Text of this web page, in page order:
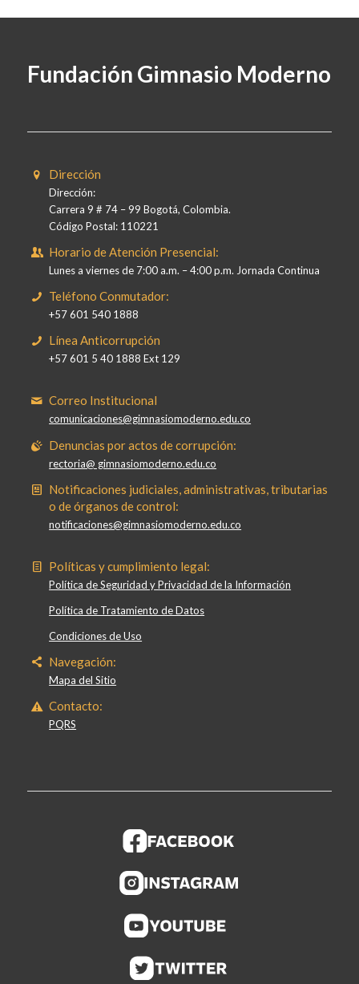
Fundación Gimnasio Moderno
Dirección
Dirección:
Carrera 9 # 74 – 99 Bogotá, Colombia.
Código Postal: 110221
Horario de Atención Presencial:
Lunes a viernes de 7:00 a.m. – 4:00 p.m. Jornada Continua
Teléfono Conmutador:
+57 601 540 1888
Línea Anticorrupción
+57 601 5 40 1888 Ext 129
Correo Institucional
comunicaciones@gimnasiomoderno.edu.co
Denuncias por actos de corrupción:
rectoria@ gimnasiomoderno.edu.co
Notificaciones judiciales, administrativas, tributarias
o de órganos de control:
notificaciones@gimnasiomoderno.edu.co
Políticas y cumplimiento legal:
Política de Seguridad y Privacidad de la Información
Política de Tratamiento de Datos
Condiciones de Uso
Navegación:
Mapa del Sitio
Contacto:
PQRS